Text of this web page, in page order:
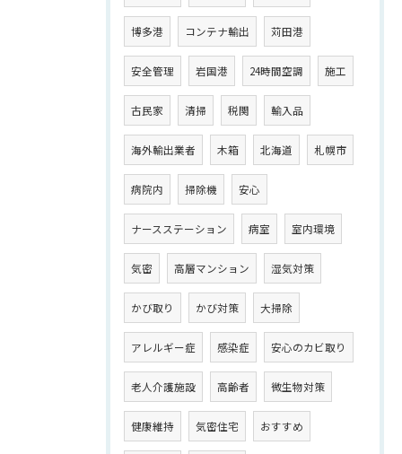
博多港 コンテナ輸出 苅田港
安全管理 岩国港 24時間空調 施工
古民家 清掃 税関 輸入品
海外輸出業者 木箱 北海道 札幌市
病院内 掃除機 安心
ナースステーション 病室 室内環境
気密 高層マンション 湿気対策
かび取り かび対策 大掃除
アレルギー症 感染症 安心のカビ取り
老人介護施設 高齢者 微生物対策
健康維持 気密住宅 おすすめ